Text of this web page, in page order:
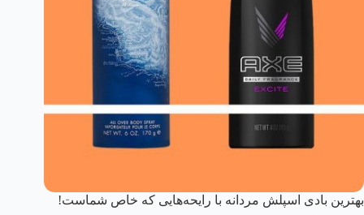
بهترین بادی اسپلش مردانه با رایحه‌هایی که خاص شماست!